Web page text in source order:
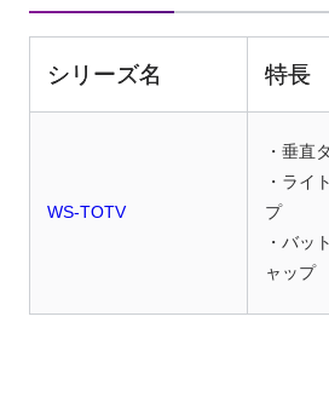
シリーズ名 特長
WS-TOTV
・垂直
・ライ
プ
・バッ
ャップ